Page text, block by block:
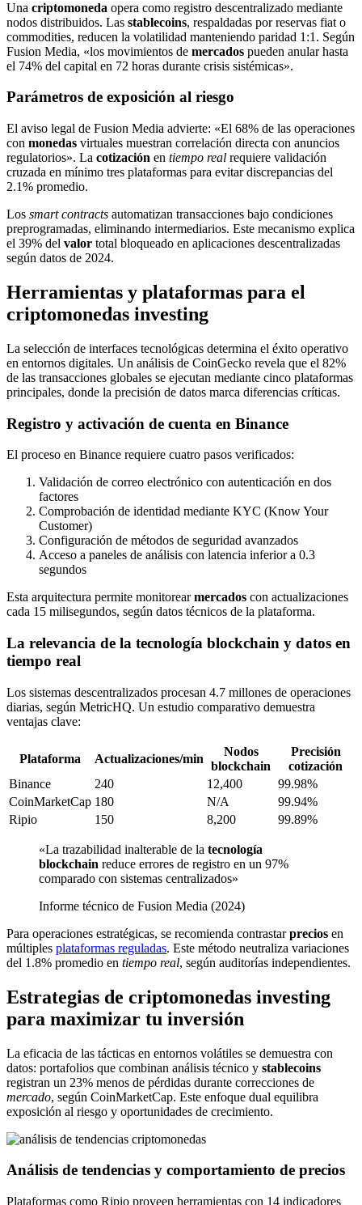
Una criptomoneda opera como registro descentralizado mediante
nodos distribuidos. Las stablecoins, respaldadas por reservas fiat o
commodities, reducen la volatilidad manteniendo paridad 1:1. Según
Fusion Media, «los movimientos de mercados pueden anular hasta
el 74% del capital en 72 horas durante crisis sistémicas».
Parámetros de exposición al riesgo
El aviso legal de Fusion Media advierte: «El 68% de las operaciones
con monedas virtuales muestran correlación directa con anuncios
regulatorios». La cotización en tiempo real requiere validación
cruzada en mínimo tres plataformas para evitar discrepancias del
2.1% promedio.
Los smart contracts automatizan transacciones bajo condiciones
preprogramadas, eliminando intermediarios. Este mecanismo explica
el 39% del valor total bloqueado en aplicaciones descentralizadas
según datos de 2024.
Herramientas y plataformas para el
criptomonedas investing
La selección de interfaces tecnológicas determina el éxito operativo
en entornos digitales. Un análisis de CoinGecko revela que el 82%
de las transacciones globales se ejecutan mediante cinco plataformas
principales, donde la precisión de datos marca diferencias críticas.
Registro y activación de cuenta en Binance
El proceso en Binance requiere cuatro pasos verificados:
Validación de correo electrónico con autenticación en dos
factores
Comprobación de identidad mediante KYC (Know Your
Customer)
Configuración de métodos de seguridad avanzados
Acceso a paneles de análisis con latencia inferior a 0.3
segundos
Esta arquitectura permite monitorearmercados con actualizaciones
cada 15 milisegundos, según datos técnicos de la plataforma.
La relevancia de la tecnología blockchain y datos en
tiempo real
Los sistemas descentralizados procesan 4.7 millones de operaciones
diarias, según MetricHQ. Un estudio comparativo demuestra
ventajas clave:
Plataforma Actualizaciones/min
Nodos
blockchain
Precisión
cotización
Binance
240 12,400
99.98%
CoinMarketCap 180 N/A
99.94%
Ripio
150 8,200 99.89%
«La trazabilidad inalterable de la tecnología
blockchain reduce errores de registro en un 97%
comparado con sistemas centralizados»
Informe técnico de Fusion Media (2024)
Para operaciones estratégicas, se recomienda contrastarprecios en
múltiples plataformas reguladas. Este método neutraliza variaciones
del 1.8% promedio en tiempo real, según auditorías independientes.
Estrategias de criptomonedas investing
para maximizar tu inversión
La eficacia de las tácticas en entornos volátiles se demuestra con
datos: portafolios que combinan análisis técnico y stablecoins
registran un 23% menos de pérdidas durante correcciones de
mercado, según CoinMarketCap. Este enfoque dual equilibra
exposición al riesgo y oportunidades de crecimiento.
Análisis de tendencias y comportamiento de precios
Plataformas como Ripio proveen herramientas con 14 indicadores